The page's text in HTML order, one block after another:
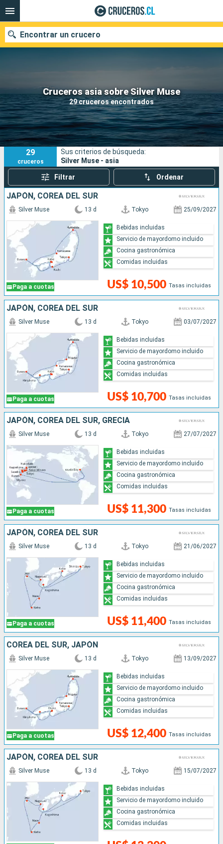
Cruceros asia sobre Silver Muse
29 cruceros encontrados
Encontrar un crucero
Nuestros destinos
Fecha de salida
Puertos Compañías
29
cruceros
Sus criterios de búsqueda:
Silver Muse - asia
Filtrar Ordenar
JAPÓN, COREA DEL SUR
Paga a cuotas
Silver Muse 13 d Tokyo 25/09/2027
US$ 10,500 Tasas incluidas
Bebidas incluidas
Servicio de mayordomo incluido
Cocina gastronómica
Comidas incluidas
JAPÓN, COREA DEL SUR
Paga a cuotas
Silver Muse 13 d Tokyo 03/07/2027
US$ 10,700 Tasas incluidas
Bebidas incluidas
Servicio de mayordomo incluido
Cocina gastronómica
Comidas incluidas
JAPÓN, COREA DEL SUR, GRECIA
Paga a cuotas
Silver Muse 13 d Tokyo 27/07/2027
US$ 11,300 Tasas incluidas
Bebidas incluidas
Servicio de mayordomo incluido
Cocina gastronómica
Comidas incluidas
JAPÓN, COREA DEL SUR
Paga a cuotas
Silver Muse 13 d Tokyo 21/06/2027
US$ 11,400 Tasas incluidas
Bebidas incluidas
Servicio de mayordomo incluido
Cocina gastronómica
Comidas incluidas
COREA DEL SUR, JAPÓN
Paga a cuotas
Silver Muse 13 d Tokyo 13/09/2027
US$ 12,400 Tasas incluidas
Bebidas incluidas
Servicio de mayordomo incluido
Cocina gastronómica
Comidas incluidas
JAPÓN, COREA DEL SUR
Silver Muse 13 d Tokyo 15/07/2027
Bebidas incluidas
Servicio de mayordomo incluido
Cocina gastronómica
Comidas incluidas